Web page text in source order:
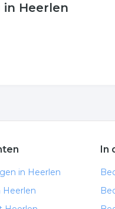
in Heerlen
in Heerlen
Heerlen
In